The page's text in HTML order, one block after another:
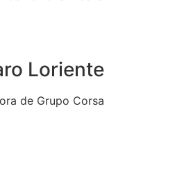
Loriente
de Grupo Corsa